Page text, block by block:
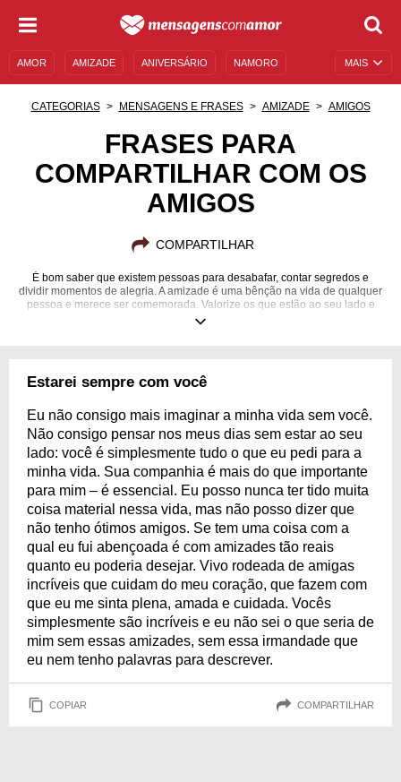
MAIS
AMOR AMIZADE ANIVERSÁRIO NAMORO
MENSAGENS E FRASES MENSAGENS DE ANIVERSÁRIO
FAMOSOS BÍBLIA
CATEGORIAS MENSAGENS E FRASES AMIZADE AMIGOS
FRASES PARA
COMPARTILHAR COM OS
AMIGOS
COMPARTILHAR
É bom saber que existem pessoas para desabafar, contar segredos e
dividir momentos de alegria. A amizade é uma bênção na vida de qualquer
pessoa e merece ser comemorada. Valorize os que estão ao seu lado e
fale tudo o que você sente. Se bem cultivadas, suas amizades serão
Estarei sempre com você
Eu não consigo mais imaginar a minha vida sem você.
Não consigo pensar nos meus dias sem estar ao seu
lado: você é simplesmente tudo o que eu pedi para a
minha vida. Sua companhia é mais do que importante
para mim – é essencial. Eu posso nunca ter tido muita
coisa material nessa vida, mas não posso dizer que
não tenho ótimos amigos. Se tem uma coisa com a
qual eu fui abençoada é com amizades tão reais
quanto eu poderia desejar. Vivo rodeada de amigas
incríveis que cuidam do meu coração, que fazem com
que eu me sinta plena, amada e cuidada. Vocês
simplesmente são incríveis e eu não sei o que seria de
mim sem essas amizades, sem essa irmandade que
eu nem tenho palavras para descrever.
COPIAR COMPARTILHAR